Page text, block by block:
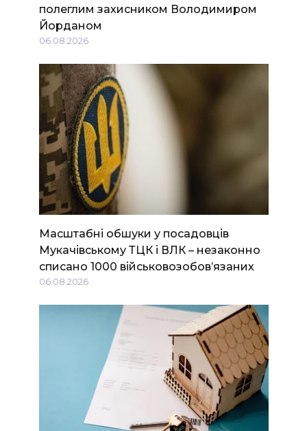
полеглим захисником Володимиром
Йорданом
06.08.2026
Масштабні обшуки у посадовців
Мукачівському ТЦК і ВЛК – незаконно
списано 1000 військовозобов’язаних
06.08.2026